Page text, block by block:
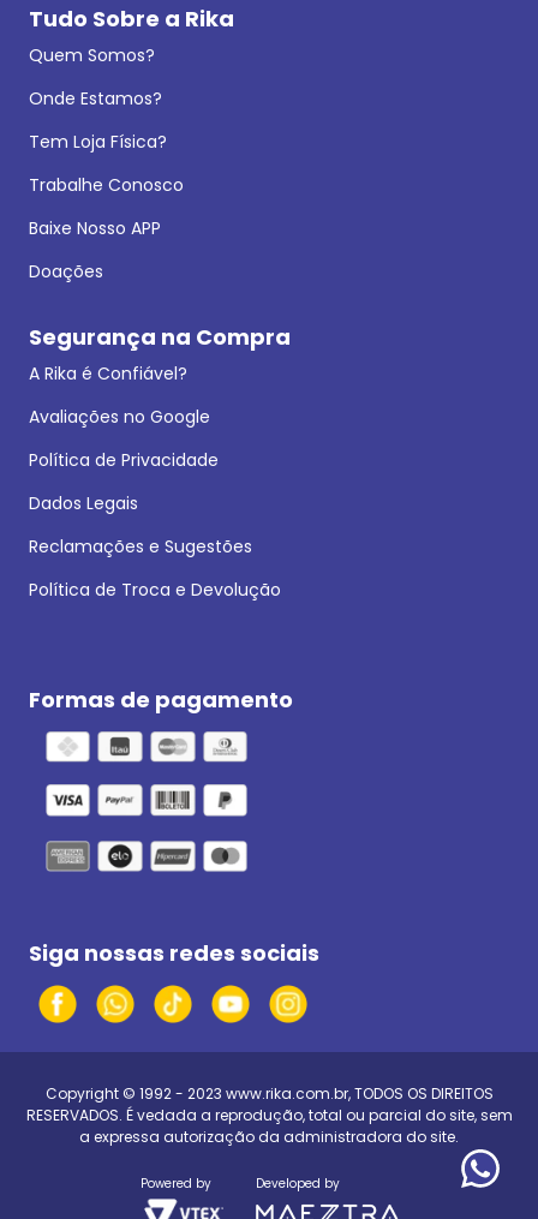
Tudo Sobre a Rika
Quem Somos?
Onde Estamos?
Tem Loja Física?
Trabalhe Conosco
Baixe Nosso APP
Doações
Segurança na Compra
A Rika é Confiável?
Avaliações no Google
Política de Privacidade
Dados Legais
Reclamações e Sugestões
Política de Troca e Devolução
Formas de pagamento
Siga nossas redes sociais
Copyright © 1992 - 2023 www.rika.com.br, TODOS OS DIREITOS
RESERVADOS. É vedada a reprodução, total ou parcial do site, sem
a expressa autorização da administradora do site.
Powered by Developed by